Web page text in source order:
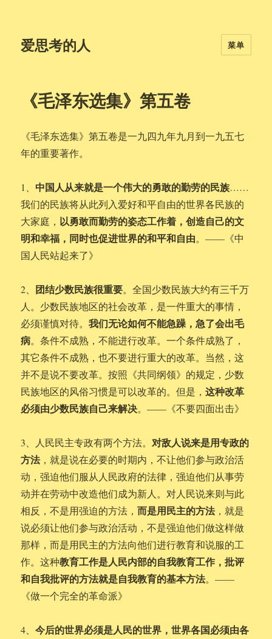
爱思考的人 菜单
《毛泽东选集》第五卷
《毛泽东选集》第五卷是一九四九年九月到一九五七
年的重要著作。
1、 中国人从来就是一个伟大的勇敢的勤劳的民族……
我们的民族将从此列入爱好和平自由的世界各民族的
大家庭， 以勇敢而勤劳的姿态工作着，创造自己的文
明和幸福，同时也促进世界的和平和自由。——《中
国人民站起来了》
2、 团结少数民族很重要。全国少数民族大约有三千万
人。少数民族地区的社会改革，是一件重大的事情，
必须谨慎对待。我们无论如何不能急躁，急了会出毛
病。条件不成熟，不能进行改革。一个条件成熟了，
其它条件不成熟，也不要进行重大的改革。当然，这
并不是说不要改革。按照《共同纲领》的规定，少数
民族地区的风俗习惯是可以改革的。但是，这种改革
必须由少数民族自己来解决。——《不要四面出击》
3、人民民主专政有两个方法。 对敌人说来是用专政的
方法，就是说在必要的时期内，不让他们参与政治活
动，强迫他们服从人民政府的法律，强迫他们从事劳
动并在劳动中改造他们成为新人。对人民说来则与此
相反，不是用强迫的方法，而是用民主的方法，就是
说必须让他们参与政治活动，不是强迫他们做这样做
那样，而是用民主的方法向他们进行教育和说服的工
作。这种教育工作是人民内部的自我教育工作，批评
和自我批评的方法就是自我教育的基本方法。——
《做一个完全的革命派》
4、今后的世界必须是人民的世界，世界各国必须由各